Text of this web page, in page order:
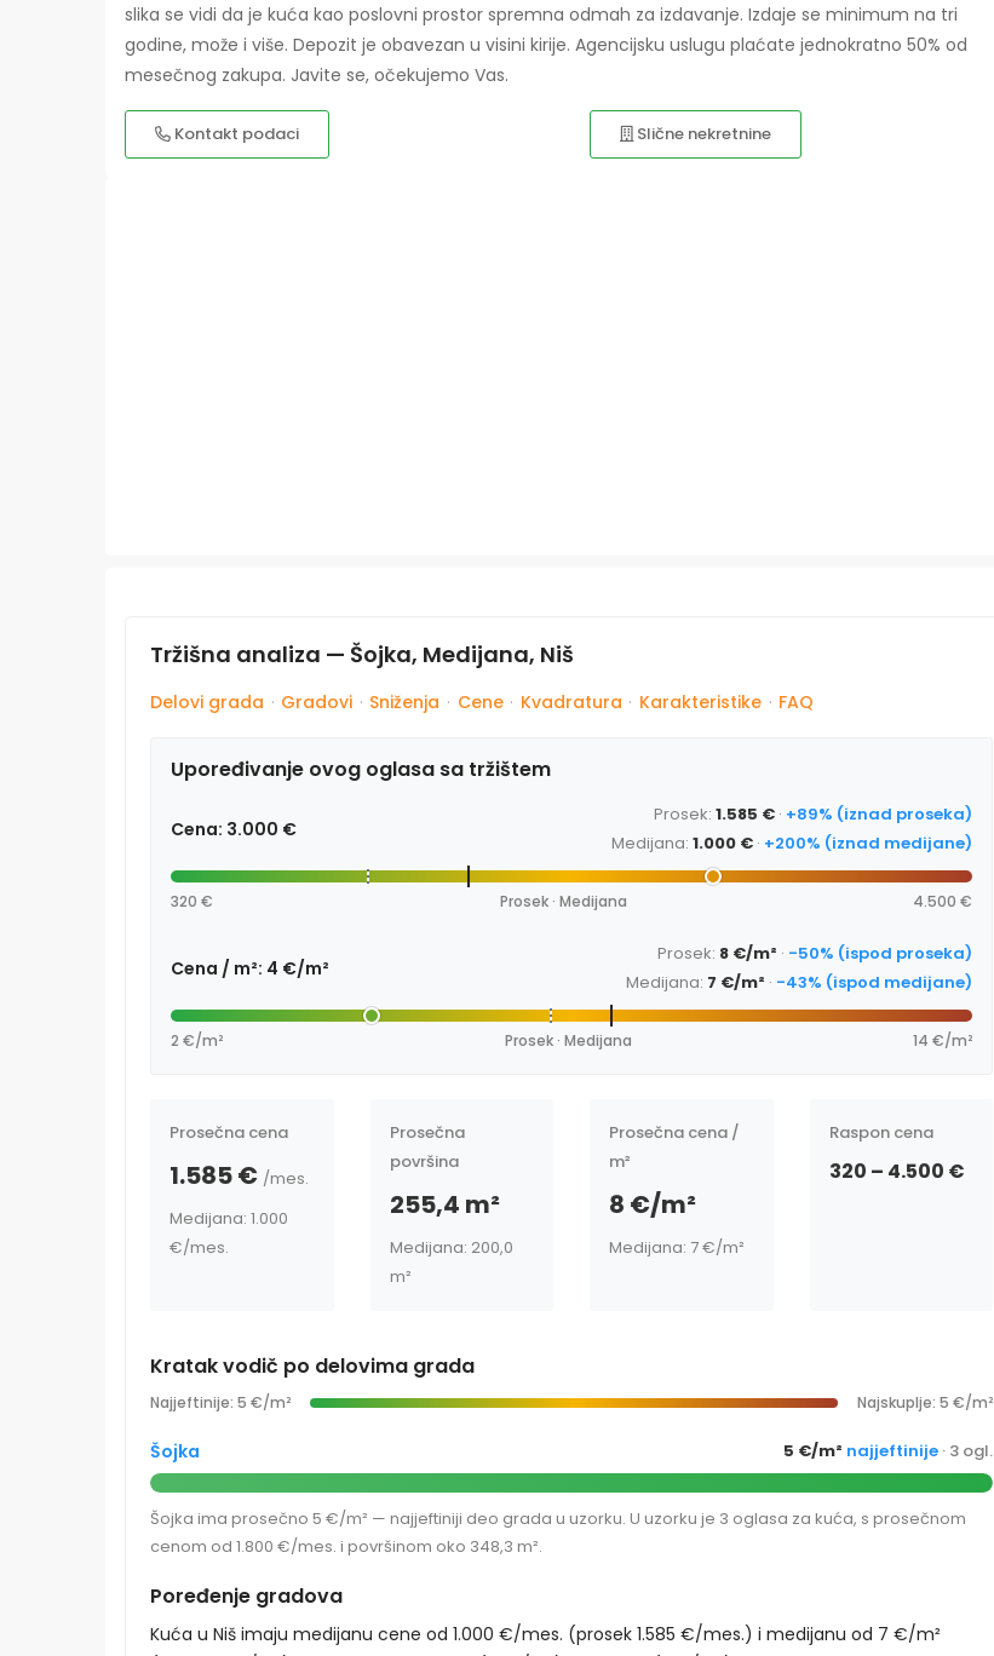
slika se vidi da je kuća kao poslovni prostor spremna odmah za izdavanje. Izdaje se minimum na tri
godine, može i više. Depozit je obavezan u visini kirije. Agencijsku uslugu plaćate jednokratno 50% od
mesečnog zakupa. Javite se, očekujemo Vas.
Kontakt podaci Slične nekretnine
Tržišna analiza — Šojka, Medijana, Niš
Delovi grada · Gradovi · Sniženja · Cene · Kvadratura · Karakteristike · FAQ
Upoređivanje ovog oglasa sa tržištem
Cena: 3.000 €
Prosek: 1.585 € · +89% (iznad proseka)
Medijana: 1.000 € · +200% (iznad medijane)
320 € Prosek · Medijana 4.500 €
Cena / m²: 4 €/m²
Prosek: 8 €/m² · -50% (ispod proseka)
Medijana: 7 €/m² · -43% (ispod medijane)
2 €/m² Prosek · Medijana 14 €/m²
Prosečna cena
1.585 € /mes.
Medijana: 1.000
€/mes.
Prosečna
površina
255,4 m²
Medijana: 200,0
m²
Prosečna cena /
m²
8 €/m²
Medijana: 7 €/m²
Raspon cena
320 – 4.500 €
Kratak vodič po delovima grada
Najjeftinije: 5 €/m² Najskuplje: 5 €/m²
Šojka 5 €/m² najjeftinije · 3 ogl.
Šojka ima prosečno 5 €/m² — najjeftiniji deo grada u uzorku. U uzorku je 3 oglasa za kuća, s prosečnom
cenom od 1.800 €/mes. i površinom oko 348,3 m².
Poređenje gradova
Kuća u Niš imaju medijanu cene od 1.000 €/mes. (prosek 1.585 €/mes.) i medijanu od 7 €/m²